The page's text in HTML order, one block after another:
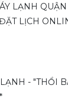
LẠNH
LỊCH
- "THỔI